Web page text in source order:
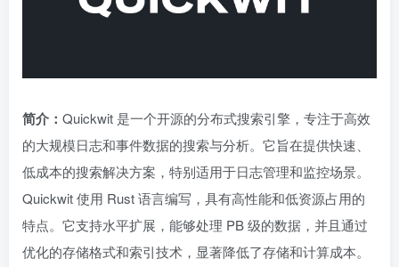
简介： Quickwit 是一个开源的分布式搜索引擎，专注于高效
的大规模日志和事件数据的搜索与分析。它旨在提供快速、
低成本的搜索解决方案，特别适用于日志管理和监控场景。
Quickwit 使用 Rust 语言编写，具有高性能和低资源占用的
特点。它支持水平扩展，能够处理 PB 级的数据，并且通过
优化的存储格式和索引技术，显著降低了存储和计算成本。